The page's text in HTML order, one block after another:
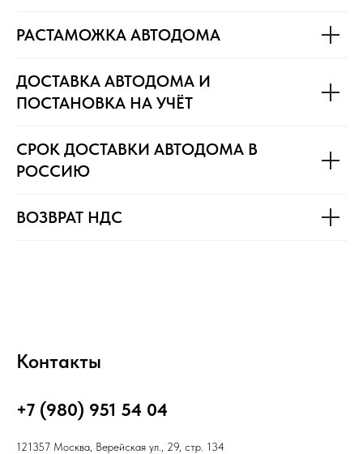
РАСТАМОЖКА АВТОДОМА
ДОСТАВКА АВТОДОМА И
ПОСТАНОВКА НА УЧЁТ
СРОК ДОСТАВКИ АВТОДОМА В
РОССИЮ
ВОЗВРАТ НДС
Контакты
+7 (980) 951 54 04
121357 Москва, Верейская ул., 29, стр. 134